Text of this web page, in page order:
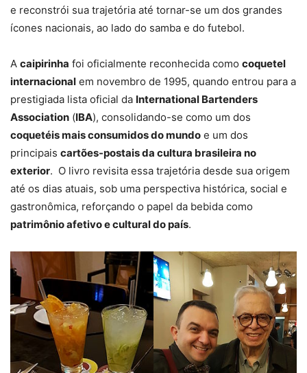
e reconstrói sua trajetória até tornar-se um dos grandes
ícones nacionais, ao lado do samba e do futebol.
A caipirinha foi oficialmente reconhecida como coquetel
internacional em novembro de 1995, quando entrou para a
prestigiada lista oficial da International Bartenders
Association (IBA), consolidando-se como um dos
coquetéis mais consumidos do mundo e um dos
principais cartões-postais da cultura brasileira no
exterior. O livro revisita essa trajetória desde sua origem
até os dias atuais, sob uma perspectiva histórica, social e
gastronômica, reforçando o papel da bebida como
patrimônio afetivo e cultural do país.